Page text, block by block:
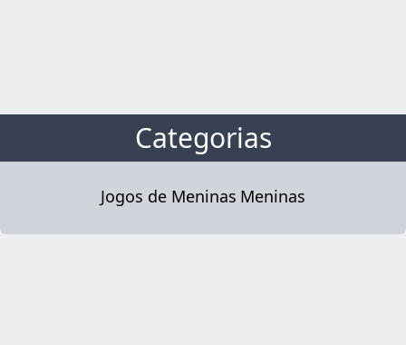
Categorias
Jogos de Meninas Meninas